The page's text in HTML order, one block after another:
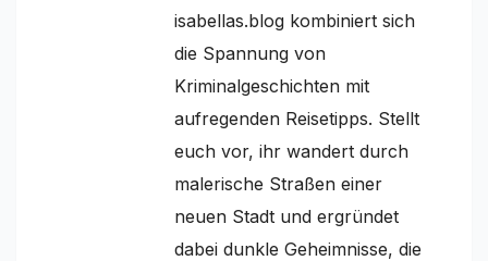
isabellas.blog kombiniert sich
die Spannung von
Kriminalgeschichten mit
aufregenden Reisetipps. Stellt
euch vor, ihr wandert durch
malerische Straßen einer
neuen Stadt und ergründet
dabei dunkle Geheimnisse, die